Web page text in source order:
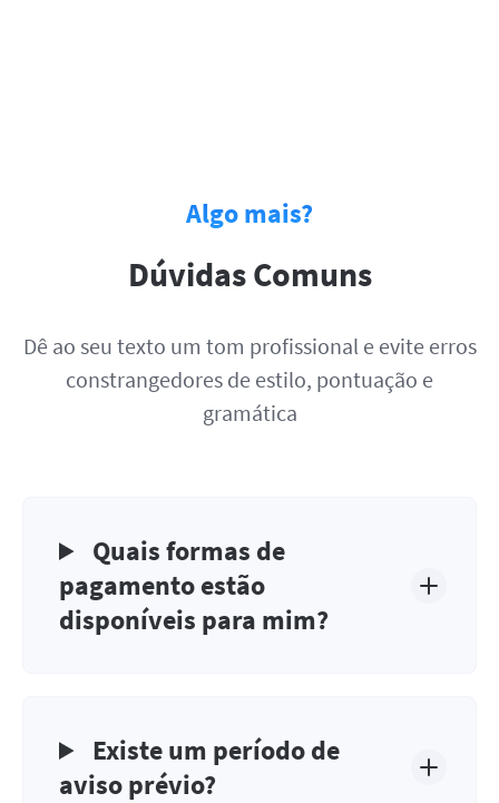
Algo mais?
Dúvidas Comuns
Dê ao seu texto um tom profissional e evite erros
constrangedores de estilo, pontuação e
gramática
Quais formas de
pagamento estão
disponíveis para mim?
Existe um período de
aviso prévio?